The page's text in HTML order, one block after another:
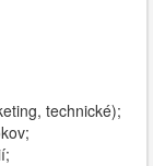
technické);